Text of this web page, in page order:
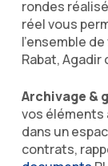
rondes
réel vous
l’ensemble
Rabat, Agadir
Archivage &
vos
dans un
contrats,